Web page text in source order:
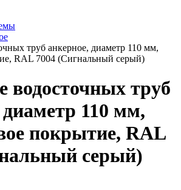
труб анкерное, диаметр 110 мм,
RAL 7004 (Сигнальный серый)
водосточных труб
диаметр 110 мм,
покрытие, RAL
серый)